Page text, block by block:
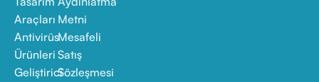
Araçları
Antivirüs
Ürünleri
Geliştirici
Metni
Mesafeli
Satış
Sözleşmesi